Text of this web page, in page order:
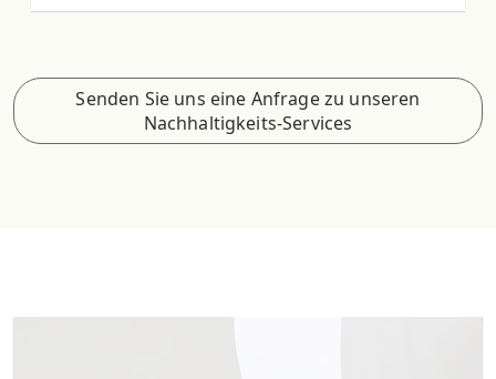
Senden Sie uns eine Anfrage zu unseren
Nachhaltigkeits-Services